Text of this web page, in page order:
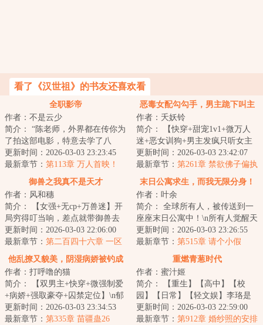
看了《汉世祖》的书友还喜欢看
全职影帝
作者：不是云少
简介： “陈老师，外界都在传你为
了拍这部电影，特意去学了八
极，还拿了一个冠军，这消息是
真的吗...
更新时间：2026-03-03 23:23:45
最新章节： 第113章 万人首映！
恶毒女配勾勾手，男主跪下叫主
作者：夭妖铃
简介： 【快穿+甜宠1v1+微万人
迷+恶女训狗+男主发疯只听女主
话+雄竞修罗场+一见钟情HE...
更新时间：2026-03-03 23:42:07
最新章节： 第261章 禁欲佛子偏执
溺宠娇弱妹妹（55）
御兽之我真不是天才
作者：风和穗
简介： 【女强+无cp+万兽迷】开
局穷得叮当响，差点就带御兽去
吃土。好在半道觉醒，面板诞
生。...
更新时间：2026-03-03 22:06:00
最新章节： 第二百四十六章 一区
天骄
末日公寓求生，而我无限分身！
作者：叶余
简介： 全球所有人，被传送到一
座座末日公寓中！\n所有人觉醒天
赋，于公寓中艰难求生。
更新时间：2026-03-03 23:26:55
最新章节： 第515章 请个小假
他乱撩又貌美，阴湿病娇被钓成
狗
作者：打呼噜的猫
简介： 【双男主+快穿+微强制爱
+病娇+强取豪夺+囚禁定位】\n郁
尧，胆小又爱撩，撩完又爱跑...
更新时间：2026-03-03 23:34:53
最新章节： 第335章 苗疆蛊26
重燃青葱时代
作者：蜜汁姬
简介： 【重生】【高中】【校
园】【日常】【轻文娱】李珞是
一名35岁的无业……灵活就业
者。
更新时间：2026-03-03 22:59:00
最新章节： 第912章 婚纱照的安排